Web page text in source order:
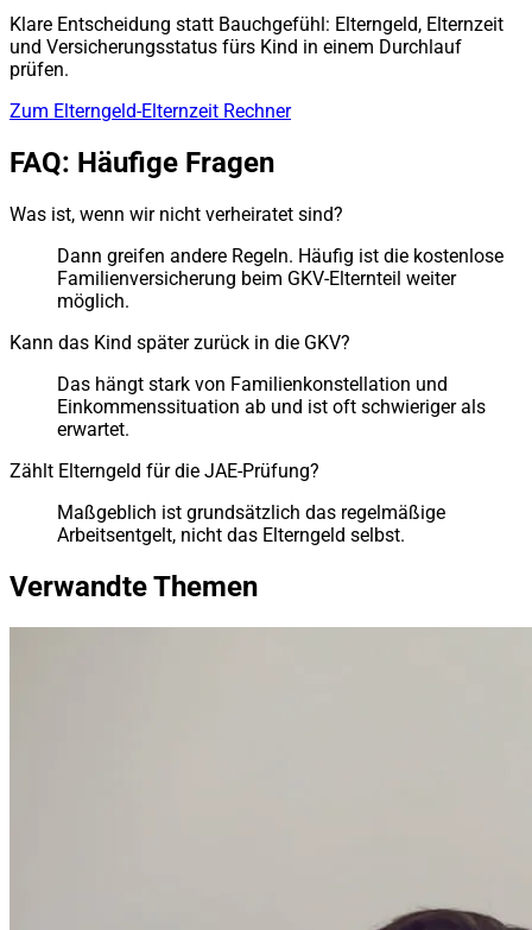
Klare Entscheidung statt Bauchgefühl: Elterngeld, Elternzeit
und Versicherungsstatus fürs Kind in einem Durchlauf
prüfen.
Zum Elterngeld-Elternzeit Rechner
FAQ: Häufige Fragen
Was ist, wenn wir nicht verheiratet sind?
Dann greifen andere Regeln. Häufig ist die kostenlose
Familienversicherung beim GKV-Elternteil weiter
möglich.
Kann das Kind später zurück in die GKV?
Das hängt stark von Familienkonstellation und
Einkommenssituation ab und ist oft schwieriger als
erwartet.
Zählt Elterngeld für die JAE-Prüfung?
Maßgeblich ist grundsätzlich das regelmäßige
Arbeitsentgelt, nicht das Elterngeld selbst.
Verwandte Themen